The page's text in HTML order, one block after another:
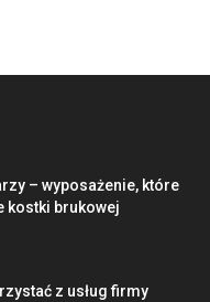
– wyposażenie, które
kostki brukowej
z usług firmy